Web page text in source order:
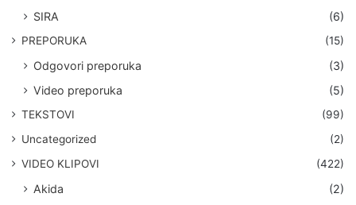
SIRA
(6)
PREPORUKA (15)
Odgovori preporuka
(3)
Video preporuka
(5)
TEKSTOVI
(99)
Uncategorized
(2)
VIDEO KLIPOVI
(422)
Akida
(2)